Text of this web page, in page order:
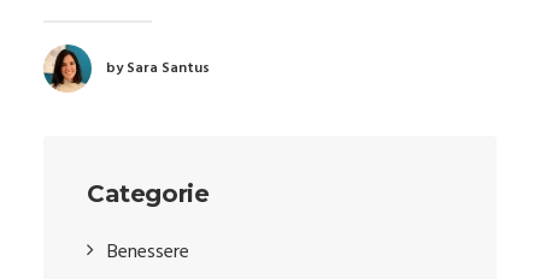
by Sara Santus
Categorie
Benessere